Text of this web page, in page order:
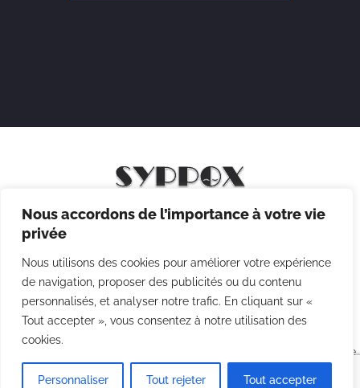
Nous accordons de l’importance à votre vie
privée
Nous utilisons des cookies pour améliorer votre expérience
de navigation, proposer des publicités ou du contenu
personnalisés, et analyser notre trafic. En cliquant sur «
Tout accepter », vous consentez à notre utilisation des
cookies.
Personnaliser Tout rejeter Tout accepter
Mentions légales
Politique des cookies
CGV
Agence
Point Com